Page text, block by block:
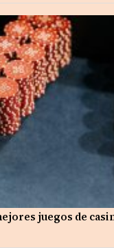
juegos de